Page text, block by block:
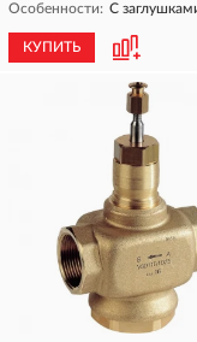
Особенности: С
КУПИТЬ